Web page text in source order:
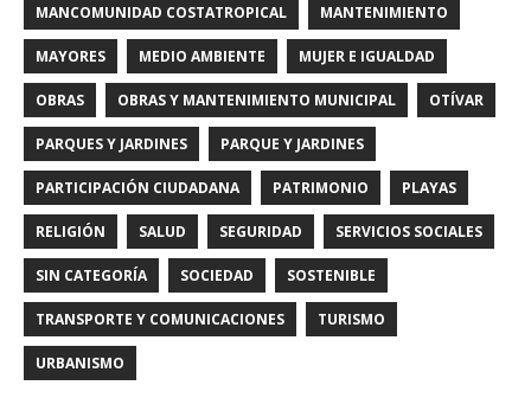
MANCOMUNIDAD COSTATROPICAL MANTENIMIENTO
MAYORES MEDIO AMBIENTE MUJER E IGUALDAD
OBRAS OBRAS Y MANTENIMIENTO MUNICIPAL OTÍVAR
PARQUES Y JARDINES PARQUE Y JARDINES
PARTICIPACIÓN CIUDADANA PATRIMONIO PLAYAS
RELIGIÓN SALUD SEGURIDAD SERVICIOS SOCIALES
SIN CATEGORÍA SOCIEDAD SOSTENIBLE
TRANSPORTE Y COMUNICACIONES TURISMO
URBANISMO